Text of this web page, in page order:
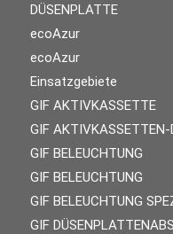
DÜSENPLATTE
ecoAzur
ecoAzur
Einsatzgebiete
GIF AKTIVKASSETTE
GIF AKTIVKASSETTEN-
GIF BELEUCHTUNG
GIF BELEUCHTUNG
GIF BELEUCHTUNG
GIF